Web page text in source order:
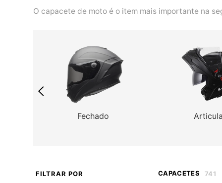
O capacete de moto é o item mais importante na
Fechado
FILTRARPOR CAPACETES 741